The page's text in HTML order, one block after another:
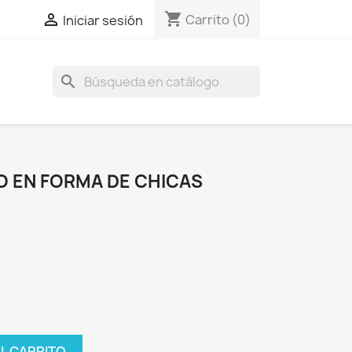
 Iniciar sesión shopping_cart Carrito (0)
search
EN FORMA DE CHICAS